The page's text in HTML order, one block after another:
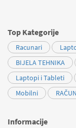
Top Kategorije
Racunari
BIJELA TEHNIKA
Laptopi i Tableti
Mobilni
Informacije